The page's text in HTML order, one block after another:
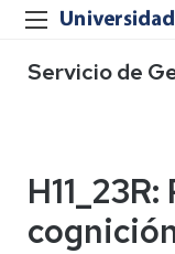
Servicio de